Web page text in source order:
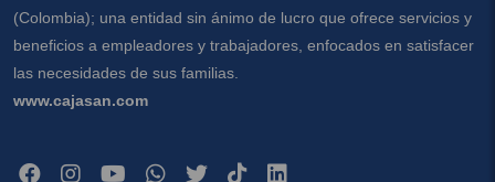
(Colombia); una entidad sin ánimo de lucro que ofrece servicios y
beneficios a empleadores y trabajadores, enfocados en satisfacer
las necesidades de sus familias.
www.cajasan.com